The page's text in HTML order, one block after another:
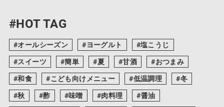
#HOT TAG
オールシーズン ヨーグルト
塩こうじ
スイーツ
簡単 夏 甘酒
おつまみ
和食
こども向けメニュー 低温調理
冬
秋
酢 味噌 肉料理
醤油